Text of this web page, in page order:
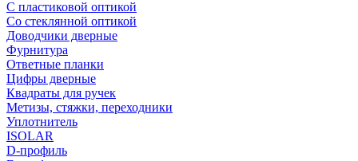
С пластиковой оптикой
Со стеклянной оптикой
Доводчики дверные
Фурнитура
Ответные планки
Цифры дверные
Квадраты для ручек
Метизы, стяжки, переходники
Уплотнитель
ISOLAR
D-профиль